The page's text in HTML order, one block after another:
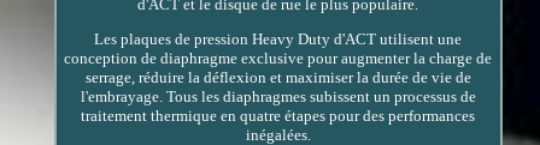
d'ACT et le disque de rue le plus populaire.
Les plaques de pression Heavy Duty d'ACT utilisent une
conception de diaphragme exclusive pour augmenter la charge de
serrage, réduire la déflexion et maximiser la durée de vie de
l'embrayage. Tous les diaphragmes subissent un processus de
traitement thermique en quatre étapes pour des performances
inégalées.